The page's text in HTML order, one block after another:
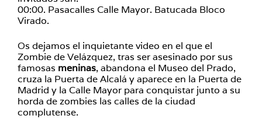
00:00. Pasacalles Calle Mayor. Batucada Bloco
Virado.
Os dejamos el inquietante video en el que el
Zombie de Velázquez, tras ser asesinado por sus
famosas meninas, abandona el Museo del Prado,
cruza la Puerta de Alcalá y aparece en la Puerta de
Madrid y la Calle Mayor para conquistar junto a su
horda de zombies las calles de la ciudad
complutense.